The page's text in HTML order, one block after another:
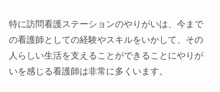
特に訪問看護ステーションのやりがいは、今まで
の看護師としての経験やスキルをいかして、その
人らしい生活を支えることができることにやりが
いを感じる看護師は非常に多くいます。